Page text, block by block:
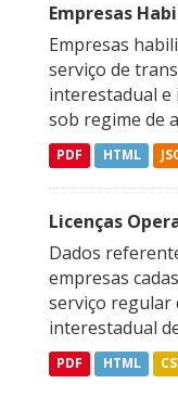
Empresas
Empresas
serviço de
interestadual e
sob regime de
PDF HTML
Licenças
Dados
empresas
serviço
interestadual
PDF HTML